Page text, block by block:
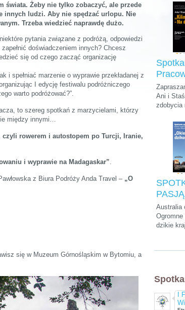
świata. Żeby nie tylko zobaczyć, ale przede
innych ludzi. Aby nie spędzać urlopu. Nie
Trzeba wiedzieć naprawdę dużo.
pytania związane z podróżą, odpowiedzi
doświadczeniem innych? Chcesz
się od czego zacząć organizację
i spełniać marzenie o wyprawie przekładanej z
I edycję festiwalu podróżniczego
warto podróżować?”.
to szereg spotkań z marzycielami, którzy
między innymi…
czyli rowerem i autostopem po Turcji, Iranie,
i wyprawie na Madagaskar”
z Biura Podróży Anda Travel – „O
się w Muzeum Górnośląskim w Bytomiu, a
Ani i
zdobycia
parkach
na
Australia
dzikie
które
tylko
świecie.
I